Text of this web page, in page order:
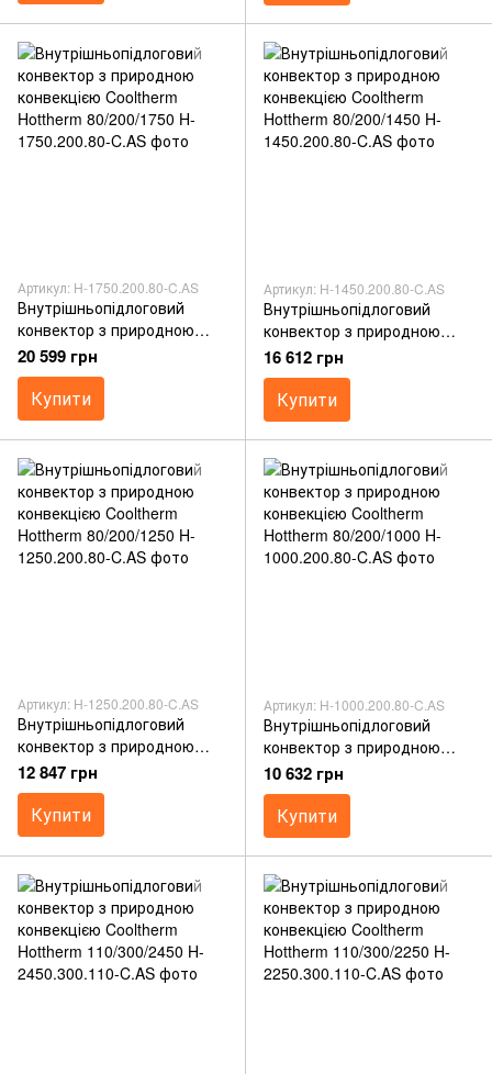
Артикул: H-1750.200.80-C.AS
Внутрішньопідлоговий
конвектор з природною
конвекцією Cooltherm
Hottherm 80/200/1750
20 599 грн
Купити
Артикул: H-1450.200.80-C.AS
Внутрішньопідлоговий
конвектор з природною
конвекцією Cooltherm
Hottherm 80/200/1450
16 612 грн
Купити
Артикул: H-1250.200.80-C.AS
Внутрішньопідлоговий
конвектор з природною
конвекцією Cooltherm
Hottherm 80/200/1250
12 847 грн
Купити
Артикул: H-1000.200.80-C.AS
Внутрішньопідлоговий
конвектор з природною
конвекцією Cooltherm
Hottherm 80/200/1000
10 632 грн
Купити